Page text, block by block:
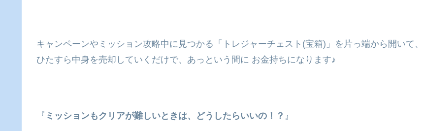
キャンペーンやミッション攻略中に見つかる「トレジャーチェスト(宝箱)」を片っ端から開いて、
ひたすら中身を売却していくだけで、あっという間に お金持ちになります♪
『 ミッションもクリアが難しいときは、どうしたらいいの！？ 』